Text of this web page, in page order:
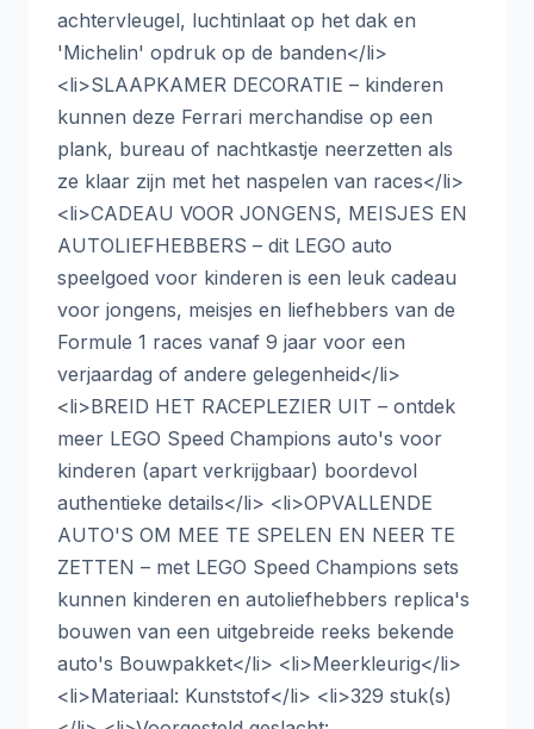
achtervleugel, luchtinlaat op het dak en
'Michelin' opdruk op de banden</li>
<li>SLAAPKAMER DECORATIE – kinderen
kunnen deze Ferrari merchandise op een
plank, bureau of nachtkastje neerzetten als
ze klaar zijn met het naspelen van races</li>
<li>CADEAU VOOR JONGENS, MEISJES EN
AUTOLIEFHEBBERS – dit LEGO auto
speelgoed voor kinderen is een leuk cadeau
voor jongens, meisjes en liefhebbers van de
Formule 1 races vanaf 9 jaar voor een
verjaardag of andere gelegenheid</li>
<li>BREID HET RACEPLEZIER UIT – ontdek
meer LEGO Speed Champions auto's voor
kinderen (apart verkrijgbaar) boordevol
authentieke details</li> <li>OPVALLENDE
AUTO'S OM MEE TE SPELEN EN NEER TE
ZETTEN – met LEGO Speed Champions sets
kunnen kinderen en autoliefhebbers replica's
bouwen van een uitgebreide reeks bekende
auto's Bouwpakket</li> <li>Meerkleurig</li>
<li>Materiaal: Kunststof</li> <li>329 stuk(s)